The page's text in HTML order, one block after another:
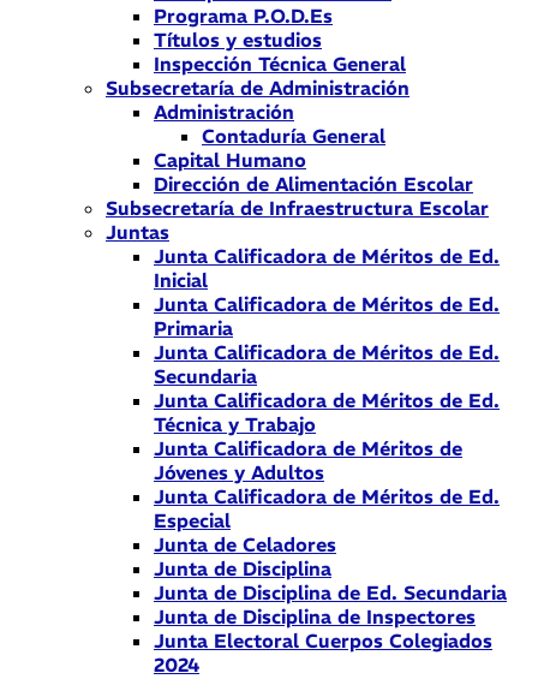
Programa P.O.D.Es
Títulos y estudios
Inspección Técnica General
Subsecretaría de Administración
Administración
Contaduría General
Capital Humano
Dirección de Alimentación Escolar
Subsecretaría de Infraestructura Escolar
Juntas
Junta Calificadora de Méritos de Ed.
Inicial
Junta Calificadora de Méritos de Ed.
Primaria
Junta Calificadora de Méritos de Ed.
Secundaria
Junta Calificadora de Méritos de Ed.
Técnica y Trabajo
Junta Calificadora de Méritos de
Jóvenes y Adultos
Junta Calificadora de Méritos de Ed.
Especial
Junta de Celadores
Junta de Disciplina
Junta de Disciplina de Ed. Secundaria
Junta de Disciplina de Inspectores
Junta Electoral Cuerpos Colegiados
2024